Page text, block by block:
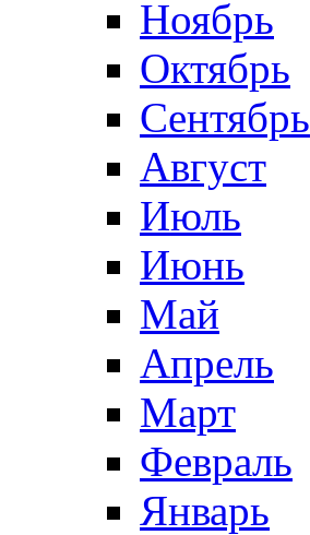
Ноябрь
Октябрь
Сентябрь
Август
Июль
Июнь
Май
Апрель
Март
Февраль
Январь